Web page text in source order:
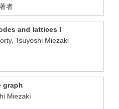
者
and lattices I
Tsuyoshi Miezaki
graph
Miezaki